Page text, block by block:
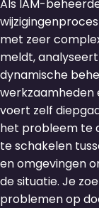
Als IAM-
met zeer
meldt,
dynamische
werkzaamheden
voert zelf
het probleem te
te schakelen
en omgevingen
de situatie. Je
problemen op